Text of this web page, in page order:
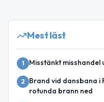
Mest läst
1 Misstänkt
2
Brand vid dansbana i
rotunda brann ned